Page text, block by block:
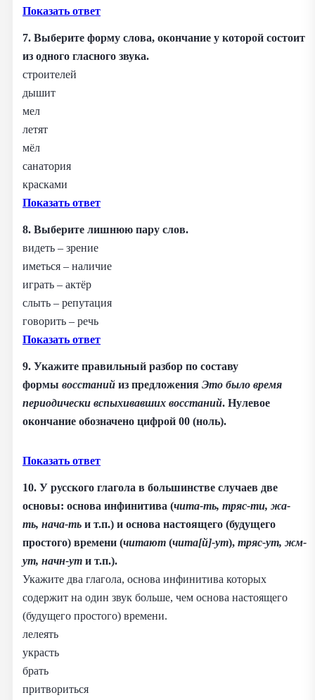
Показать ответ
7. Выберите форму слова, окончание у которой состоит
из одного гласного звука.
строителей
дышит
мел
летят
мёл
санатория
красками
Показать ответ
8. Выберите лишнюю пару слов.
видеть – зрение
иметься – наличие
играть – актёр
слыть – репутация
говорить – речь
Показать ответ
9. Укажите правильный разбор по составу
формы восстаний из предложения Это было время
периодически вспыхивавших восстаний. Нулевое
окончание обозначено цифрой 00 (ноль).
Показать ответ
10. У русского глагола в большинстве случаев две
основы: основа инфинитива (чита-ть, тряс-ти, жа-
ть, нача-ть и т.п.) и основа настоящего (будущего
простого) времени (читают (чита[й]-ут), тряс-ут, жм-
ут, начн-ут и т.п.).
Укажите два глагола, основа инфинитива которых
содержит на один звук больше, чем основа настоящего
(будущего простого) времени.
лелеять
украсть
брать
притвориться